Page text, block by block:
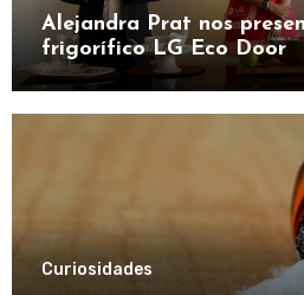
Alejandra Prat nos
frigorífico LG Eco Door
Curiosidades